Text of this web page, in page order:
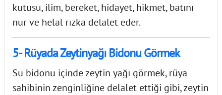
kutusu, ilim, bereket, hidayet, hikmet, batını
nur ve helal rızka delalet eder.
5- Rüyada Zeytinyağı Bidonu Görmek
Su bidonu içinde zeytin yağı görmek, rüya
sahibinin zenginliğine delalet ettiği gibi, zeytin